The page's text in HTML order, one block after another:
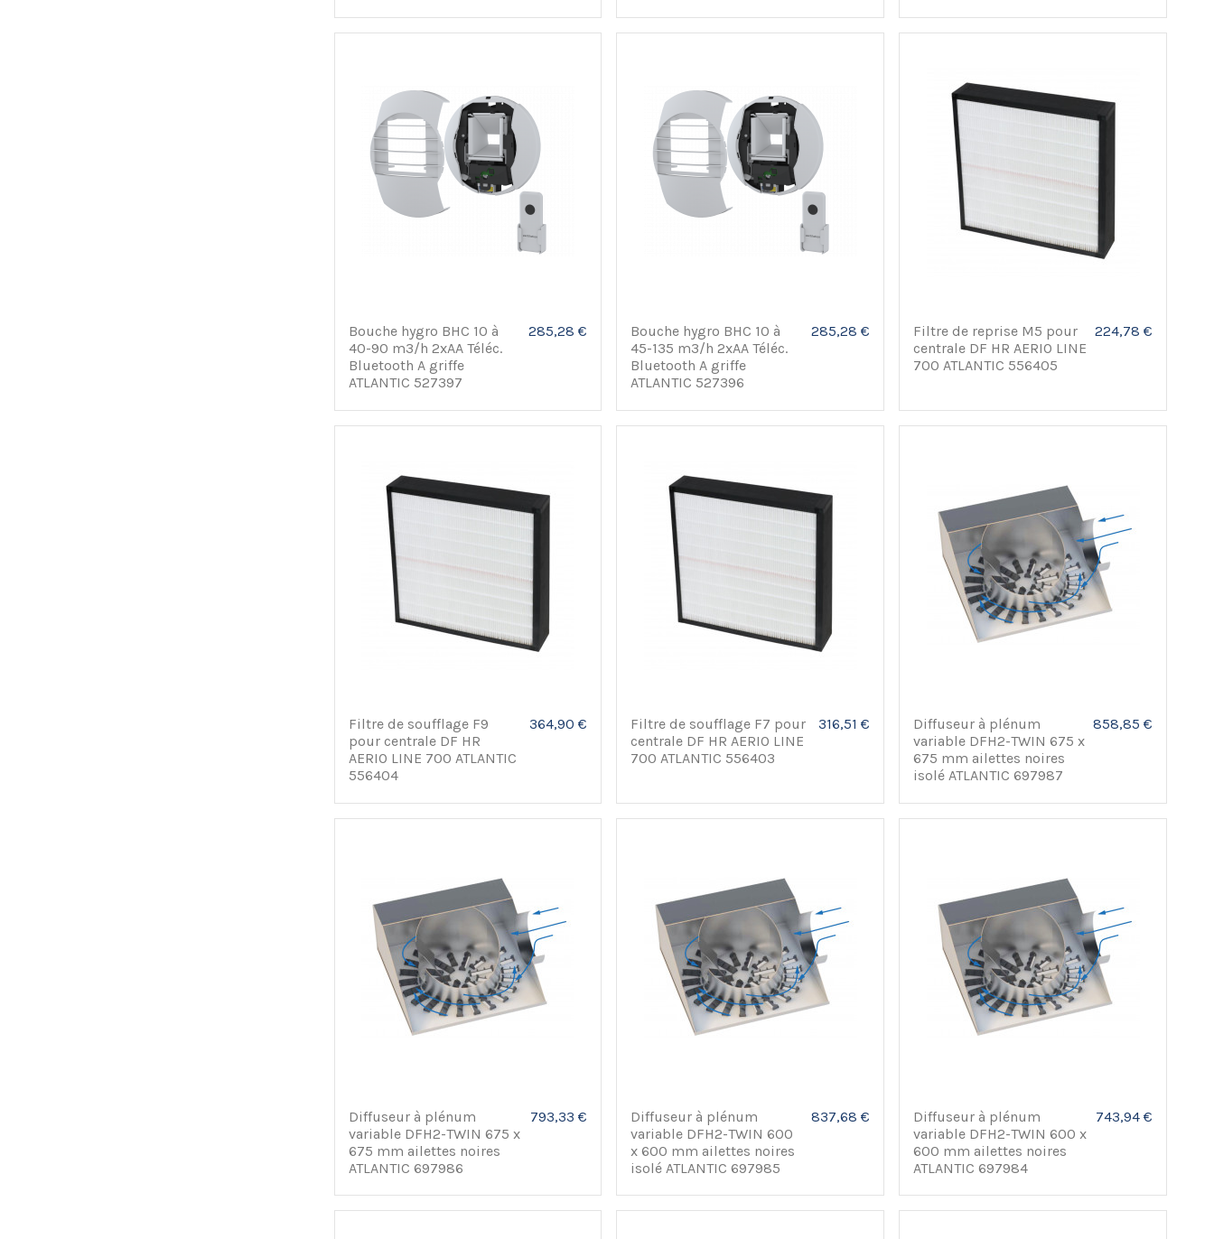
Bouche hygro BHC 10 à
40-90 m3/h 2xAA Téléc.
Bluetooth A griffe
ATLANTIC 527397
285,28 €
Bouche hygro BHC 10 à
45-135 m3/h 2xAA Téléc.
Bluetooth A griffe
ATLANTIC 527396
285,28 €
Filtre de reprise M5 pour
centrale DF HR AERIO LINE
700 ATLANTIC 556405
224,78 €
Filtre de soufflage F9
pour centrale DF HR
AERIO LINE 700 ATLANTIC
556404
364,90 €
Filtre de soufflage F7 pour
centrale DF HR AERIO LINE
700 ATLANTIC 556403
316,51 €
Diffuseur à plénum
variable DFH2-TWIN 675 x
675 mm ailettes noires
isolé ATLANTIC 697987
858,85 €
Diffuseur à plénum
variable DFH2-TWIN 675 x
675 mm ailettes noires
ATLANTIC 697986
793,33 €
Diffuseur à plénum
variable DFH2-TWIN 600
x 600 mm ailettes noires
isolé ATLANTIC 697985
837,68 €
Diffuseur à plénum
variable DFH2-TWIN 600 x
600 mm ailettes noires
ATLANTIC 697984
743,94 €